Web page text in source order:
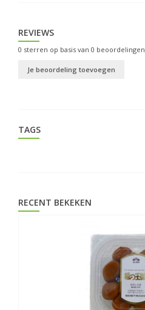
REVIEWS
0 sterren op basis van 0 beoordelingen
Je beoordeling toevoegen
TAGS
RECENT BEKEKEN